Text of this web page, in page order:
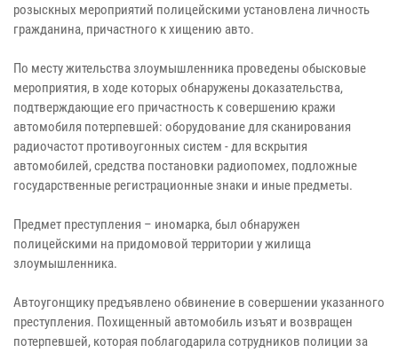
розыскных мероприятий полицейскими установлена личность
гражданина, причастного к хищению авто.
По месту жительства злоумышленника проведены обысковые
мероприятия, в ходе которых обнаружены доказательства,
подтверждающие его причастность к совершению кражи
автомобиля потерпевшей: оборудование для сканирования
радиочастот противоугонных систем - для вскрытия
автомобилей, средства постановки радиопомех, подложные
государственные регистрационные знаки и иные предметы.
Предмет преступления – иномарка, был обнаружен
полицейскими на придомовой территории у жилища
злоумышленника.
Автоугонщику предъявлено обвинение в совершении указанного
преступления. Похищенный автомобиль изъят и возвращен
потерпевшей, которая поблагодарила сотрудников полиции за